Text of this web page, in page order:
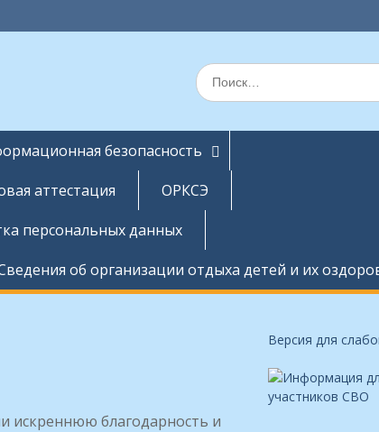
Поиск
по:
безопасность
аттестация
ОРКСЭ
персональных данных
об организации отдыха детей и их
искреннюю благодарность и
Версия для